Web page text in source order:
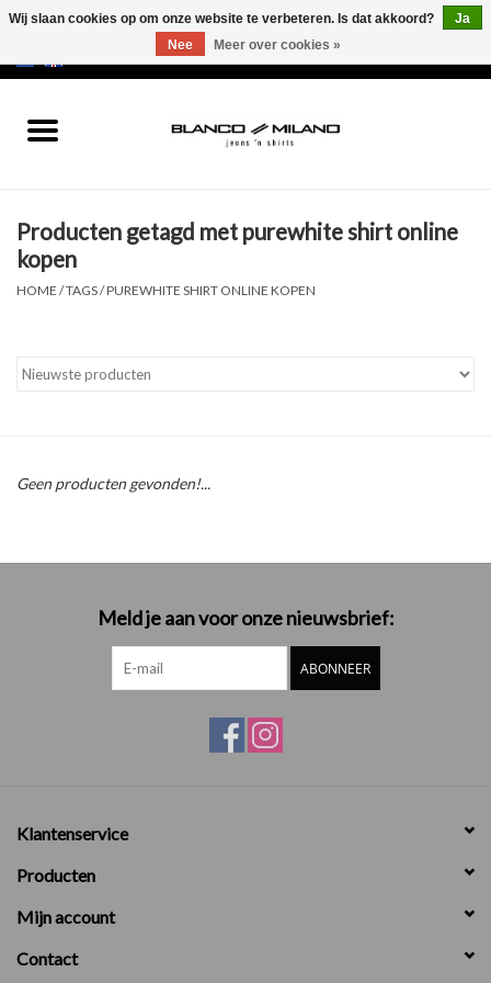
SALE 50%
NEW SALE 20%
Producten getagd met purewhite shirt online
kopen
HOME /TAGS/PUREWHITE SHIRT ONLINE KOPEN
Geen producten gevonden!...
Meld je aan voor onze nieuwsbrief:
ABONNEER
Klantenservice
Producten
Mijn account
Contact
Wij slaan cookies op om onze website te verbeteren. Is dat akkoord?
Ja
Nee
Meer over cookies »